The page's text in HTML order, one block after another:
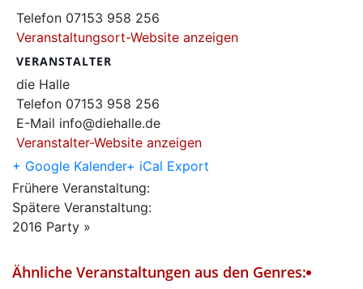
Telefon 07153 958 256
Veranstaltungsort-Website anzeigen
VERANSTALTER
die Halle
Telefon 07153 958 256
E-Mail info@diehalle.de
Veranstalter-Website anzeigen
+ Google Kalender+ iCal Export
Frühere Veranstaltung:
Spätere Veranstaltung:
2016 Party »
Ähnliche Veranstaltungen aus den Genres: